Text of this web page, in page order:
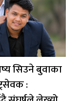
सिउने बुवाका
: